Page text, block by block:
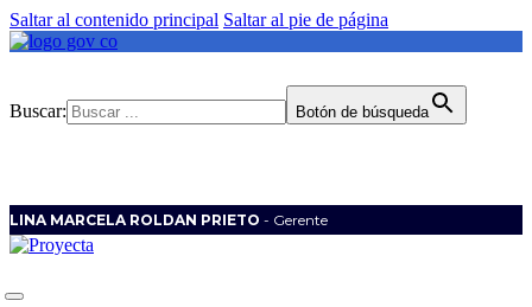
Saltar al contenido principal Saltar al pie de página
Buscar: Botón de búsqueda
LINA MARCELA ROLDAN PRIETO - Gerente